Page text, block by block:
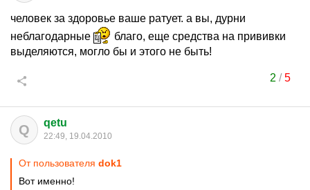
человек за здоровье ваше ратует. а вы, дурни
неблагодарные
благо, еще средства на прививки
выделяются, могло бы и этого не быть!
2 /5
Q qetu
22:49, 19.04.2010
От пользователя dok1
Вот именно!